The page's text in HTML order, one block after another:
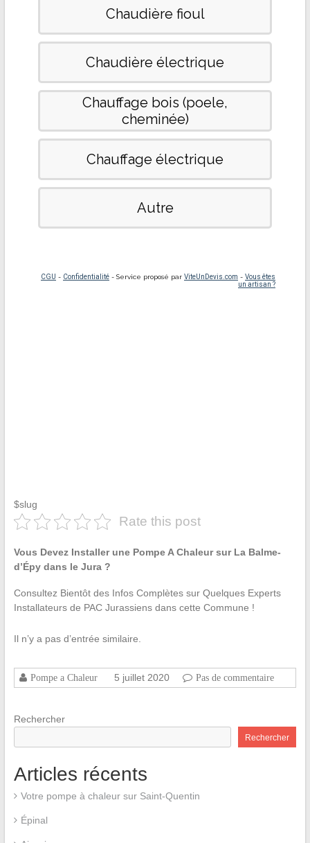
$slug
Rate this post
Vous Devez Installer une Pompe A Chaleur sur La Balme-
d’Épy dans le Jura ?
Consultez Bientôt des Infos Complètes sur Quelques Experts
Installateurs de PAC Jurassiens dans cette Commune !
Il n’y a pas d’entrée similaire.
Pompe a Chaleur 5 juillet 2020 Pas de commentaire
Rechercher
Rechercher
Articles récents
Votre pompe à chaleur sur Saint-Quentin
Épinal